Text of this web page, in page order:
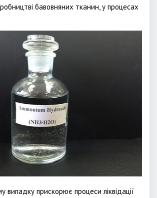
бавовняних тканин, у процесах
випадку прискорює процеси ліквідації